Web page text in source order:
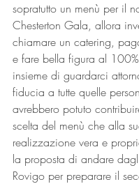
sopratutto un menù per il
Chesterton Gala, allora
chiamare un catering,
e fare bella figura al
insieme di guardarci
fiducia a tutte quelle
avrebbero potuto
scelta del menù che alla
realizzazione vera e
la proposta di andare
Rovigo per preparare il